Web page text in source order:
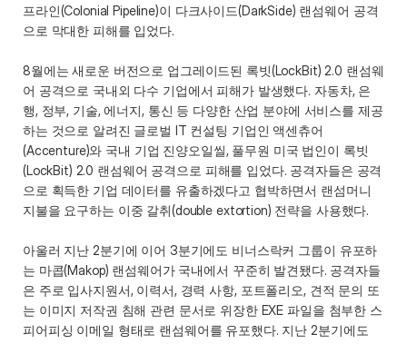
프라인(Colonial Pipeline)이 다크사이드(DarkSide) 랜섬웨어 공격
으로 막대한 피해를 입었다.
8월에는 새로운 버전으로 업그레이드된 록빗(LockBit) 2.0 랜섬웨
어 공격으로 국내외 다수 기업에서 피해가 발생했다. 자동차, 은
행, 정부, 기술, 에너지, 통신 등 다양한 산업 분야에 서비스를 제공
하는 것으로 알려진 글로벌 IT 컨설팅 기업인 액센츄어
(Accenture)와 국내 기업 진양오일씰, 풀무원 미국 법인이 록빗
(LockBit) 2.0 랜섬웨어 공격으로 피해를 입었다. 공격자들은 공격
으로 획득한 기업 데이터를 유출하겠다고 협박하면서 랜섬머니
지불을 요구하는 이중 갈취(double extortion) 전략을 사용했다.
아울러 지난 2분기에 이어 3분기에도 비너스락커 그룹이 유포하
는 마콥(Makop) 랜섬웨어가 국내에서 꾸준히 발견됐다. 공격자들
은 주로 입사지원서, 이력서, 경력 사항, 포트폴리오, 견적 문의 또
는 이미지 저작권 침해 관련 문서로 위장한 EXE 파일을 첨부한 스
피어피싱 이메일 형태로 랜섬웨어를 유포했다. 지난 2분기에도